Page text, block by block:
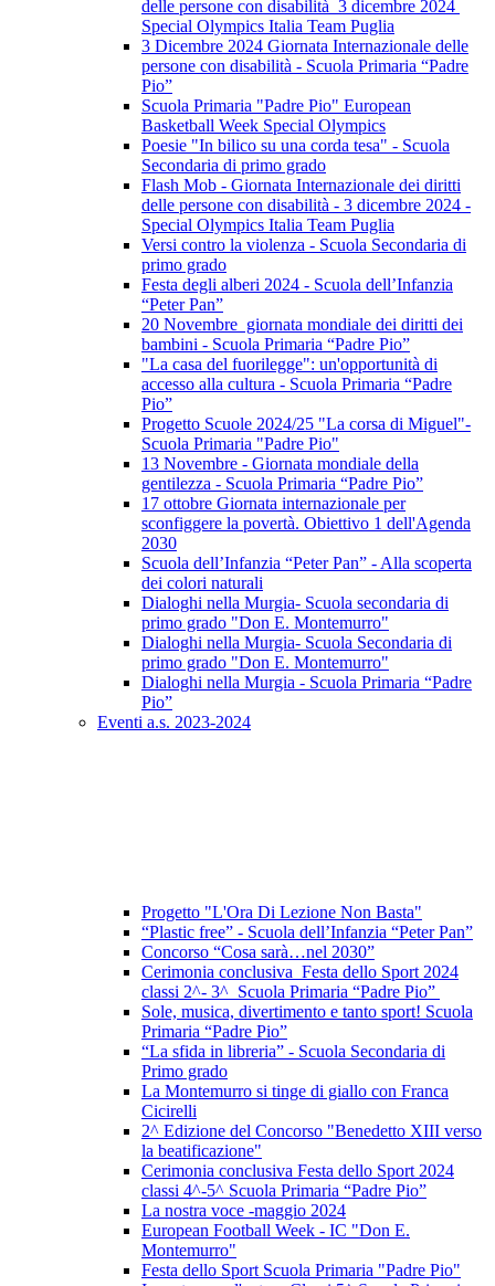
delle persone con disabilità 3 dicembre 2024
Special Olympics Italia Team Puglia
3 Dicembre 2024 Giornata Internazionale delle
persone con disabilità - Scuola Primaria “Padre
Pio”
Scuola Primaria "Padre Pio" European
Basketball Week Special Olympics
Poesie "In bilico su una corda tesa" - Scuola
Secondaria di primo grado
Flash Mob - Giornata Internazionale dei diritti
delle persone con disabilità - 3 dicembre 2024 -
Special Olympics Italia Team Puglia
Versi contro la violenza - Scuola Secondaria di
primo grado
Festa degli alberi 2024 - Scuola dell’Infanzia
“Peter Pan”
20 Novembre giornata mondiale dei diritti dei
bambini - Scuola Primaria “Padre Pio”
"La casa del fuorilegge": un'opportunità di
accesso alla cultura - Scuola Primaria “Padre
Pio”
Progetto Scuole 2024/25 "La corsa di Miguel"-
Scuola Primaria "Padre Pio"
13 Novembre - Giornata mondiale della
gentilezza - Scuola Primaria “Padre Pio”
17 ottobre Giornata internazionale per
sconfiggere la povertà. Obiettivo 1 dell'Agenda
2030
Scuola dell’Infanzia “Peter Pan” - Alla scoperta
dei colori naturali
Dialoghi nella Murgia- Scuola secondaria di
primo grado "Don E. Montemurro"
Dialoghi nella Murgia- Scuola Secondaria di
primo grado "Don E. Montemurro"
Dialoghi nella Murgia - Scuola Primaria “Padre
Pio”
Eventi a.s. 2023-2024
Progetto "L'Ora Di Lezione Non Basta"
“Plastic free” - Scuola dell’Infanzia “Peter Pan”
Concorso “Cosa sarà…nel 2030”
Cerimonia conclusiva Festa dello Sport 2024
classi 2^- 3^ Scuola Primaria “Padre Pio”
Sole, musica, divertimento e tanto sport! Scuola
Primaria “Padre Pio”
“La sfida in libreria” - Scuola Secondaria di
Primo grado
La Montemurro si tinge di giallo con Franca
Cicirelli
2^ Edizione del Concorso "Benedetto XIII verso
la beatificazione"
Cerimonia conclusiva Festa dello Sport 2024
classi 4^-5^ Scuola Primaria “Padre Pio”
La nostra voce -maggio 2024
European Football Week - IC "Don E.
Montemurro"
Festa dello Sport Scuola Primaria "Padre Pio"